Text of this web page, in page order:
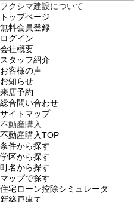
フクシマ建設について
トップページ
無料会員登録
ログイン
会社概要
スタッフ紹介
お客様の声
お知らせ
来店予約
総合問い合わせ
サイトマップ
不動産購入
不動産購入TOP
条件から探す
学区から探す
町名から探す
マップで探す
住宅ローン控除シミュレータ
新築戸建て